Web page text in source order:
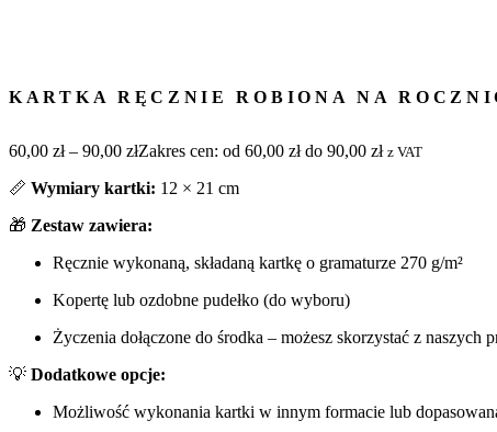
KARTKA RĘCZNIE ROBIONA NA
60,00 zł – 90,00 złZakres cen: od 60,00 zł do 90,00 zł z VAT
📏 Wymiary kartki: 12 × 21 cm
🎁 Zestaw zawiera:
Ręcznie wykonaną, składaną kartkę o gramaturze 270 g/m²
Kopertę lub ozdobne pudełko (do wyboru)
Życzenia dołączone do środka – możesz skorzystać z naszych
💡 Dodatkowe opcje:
Możliwość wykonania kartki w innym formacie lub